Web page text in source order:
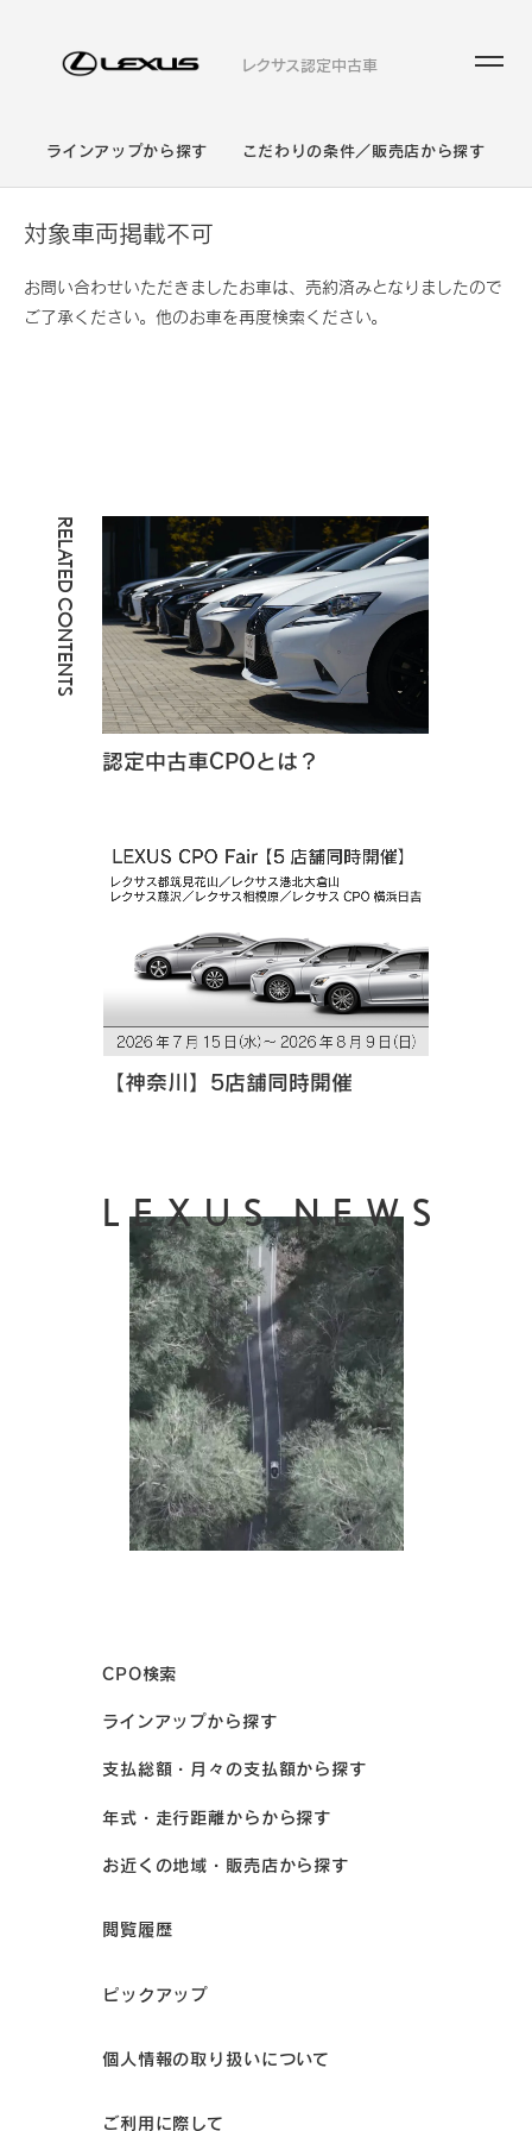
レクサス認定中古車
ラインアップから探す こだわりの条件／販売店から探す
対象車両掲載不可
お問い合わせいただきましたお車は、売約済みとなりましたので
ご了承ください。他のお車を再度検索ください。
RELATED CONTENTS
認定中古車CPOとは？
【神奈川】5店舗同時開催
LEXUS NEWS
CPO検索
ラインアップから探す
支払総額・月々の支払額から探す
年式・走行距離からから探す
お近くの地域・販売店から探す
閲覧履歴
ピックアップ
個人情報の取り扱いについて
ご利用に際して